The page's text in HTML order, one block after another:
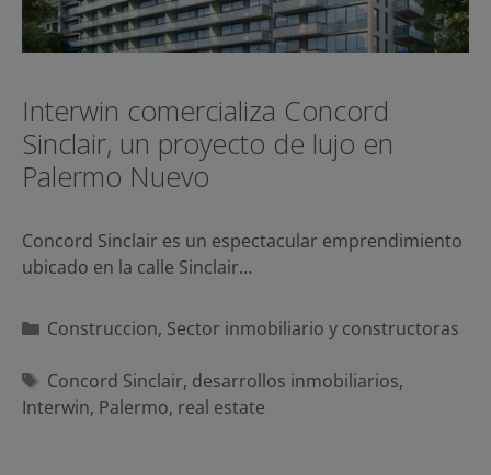
Interwin comercializa Concord
Sinclair, un proyecto de lujo en
Palermo Nuevo
Concord Sinclair es un espectacular emprendimiento
ubicado en la calle Sinclair…
Categorías
Construccion, Sector inmobiliario y constructoras
Etiquetas
Concord Sinclair, desarrollos inmobiliarios,
Interwin, Palermo, real estate